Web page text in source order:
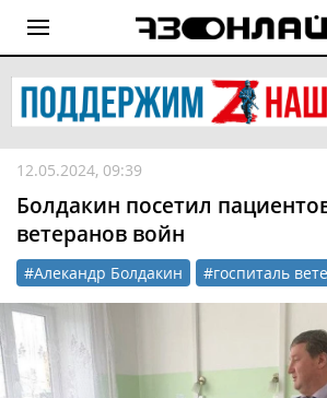
12.05.2024, 09:39
Болдакин посетил
ветеранов войн
#Алекандр Болдакин #госпиталь